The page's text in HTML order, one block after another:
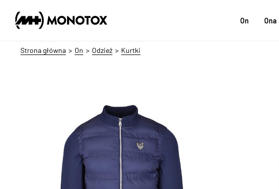
On Ona
Strona główna On Odzież Kurtki